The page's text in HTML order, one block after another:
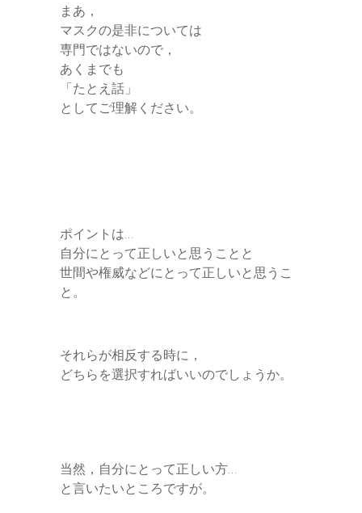
まあ，
マスクの是非については
専門ではないので，
あくまでも
「たとえ話」
としてご理解ください。
ポイントは…
自分にとって正しいと思うことと
世間や権威などにとって正しいと思うこ
と。
それらが相反する時に，
どちらを選択すればいいのでしょうか。
当然，自分にとって正しい方…
と言いたいところですが。